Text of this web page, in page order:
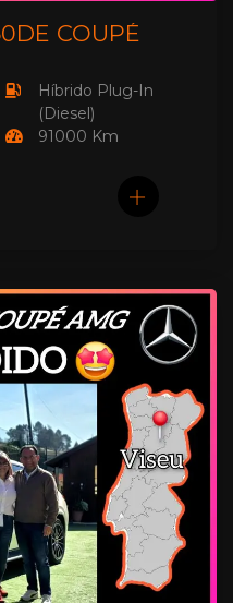
COUPÉ
Híbrido Plug-In
(Diesel)
91000 Km